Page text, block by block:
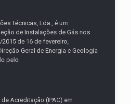
Técnicas, Lda., é um
de Instalações de Gás nos
de 16 de fevereiro,
Geral de Energia e Geologia
pelo
Acreditação (IPAC) em